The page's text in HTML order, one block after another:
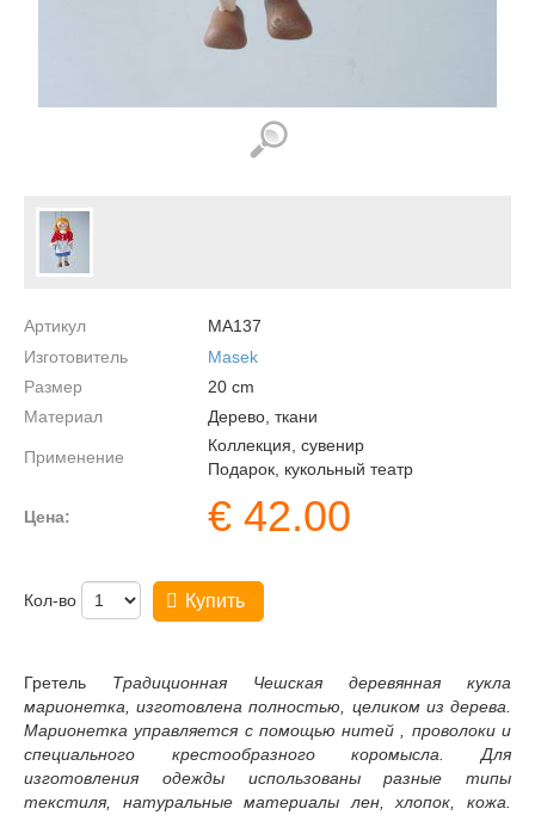
Артикул
MA137
Изготовитель
Masek
Размер
20 cm
Материал
Дерево, ткани
Применение
Коллекция, сувенир
Подарок, кукольный театр
Цена: € 42.00
Кол-во Купить
Гретель Традиционная Чешская деревянная кукла
марионетка, изготовлена полностью, целиком из дерева.
Марионетка управляется с помощью нитей , проволоки и
специального крестообразного коромысла. Для
изготовления одежды использованы разные типы
текстиля, натуральные материалы лен, хлопок, кожа.